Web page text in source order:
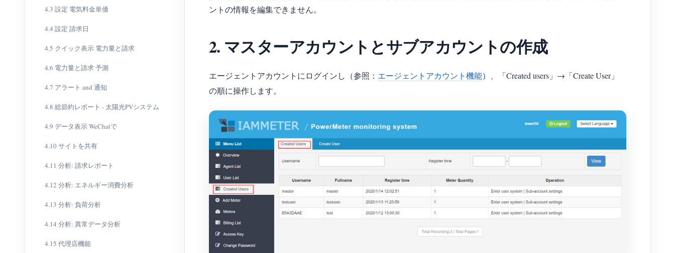
4.3 設定 電気料金単価
4.4 設定 請求日
4.5 クイック表示 電力量と請求
4.6 電力量と請求 予測
4.7 アラート and 通知
4.8 総節約レポート - 太陽光PVシステム
4.9 データ表示 WeChatで
4.10 サイトを共有
4.11 分析: 請求レポート
4.12 分析: エネルギー消費分析
4.13 分析: 負荷分析
4.14 分析: 異常データ分析
4.15 代理店機能
ントの情報を編集できません。
2. マスターアカウントとサブアカウントの作成
エージェントアカウントにログインし（参照： エージェントアカウント機能）、「Created users」→「Create User」
の順に操作します。